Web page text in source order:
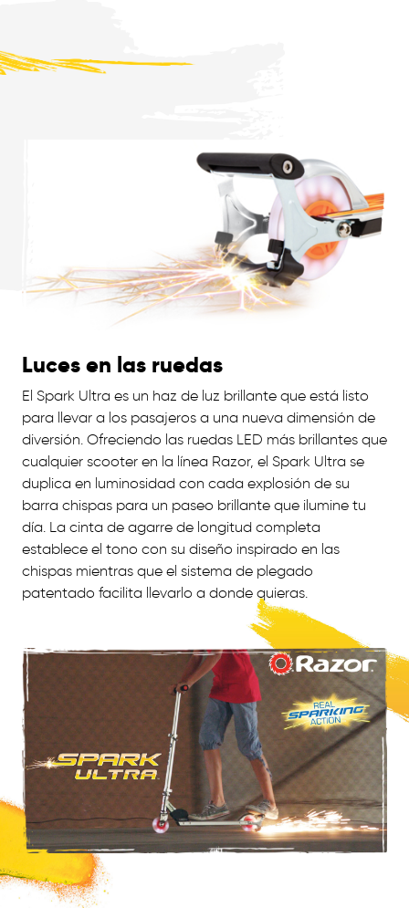
Luces en las ruedas
El Spark Ultra es un haz de luz brillante que está listo
para llevar a los pasajeros a una nueva dimensión de
diversión. Ofreciendo las ruedas LED más brillantes que
cualquier scooter en la línea Razor, el Spark Ultra se
duplica en luminosidad con cada explosión de su
barra chispas para un paseo brillante que ilumine tu
día. La cinta de agarre de longitud completa
establece el tono con su diseño inspirado en las
chispas mientras que el sistema de plegado
patentado facilita llevarlo a donde quieras.